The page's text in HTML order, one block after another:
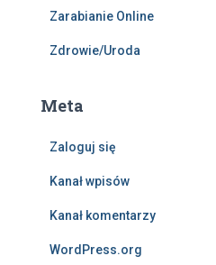
Zarabianie Online
Zdrowie/Uroda
Meta
Zaloguj się
Kanał wpisów
Kanał komentarzy
WordPress.org